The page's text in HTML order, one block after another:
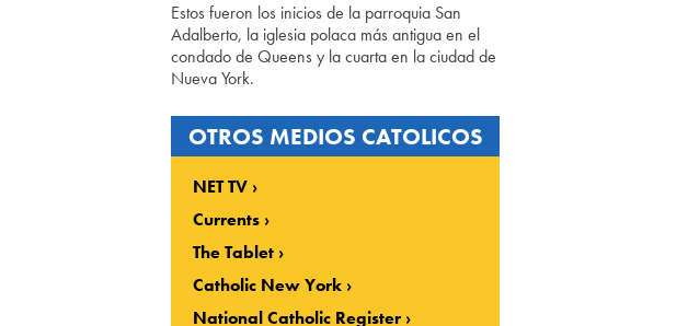
Estos fueron los inicios de la parroquia San
Adalberto, la iglesia polaca más antigua en el
condado de Queens y la cuarta en la ciudad de
Nueva York.
OTROS MEDIOS CATOLICOS
NET TV
Currents
The Tablet
Catholic New York
National Catholic Register